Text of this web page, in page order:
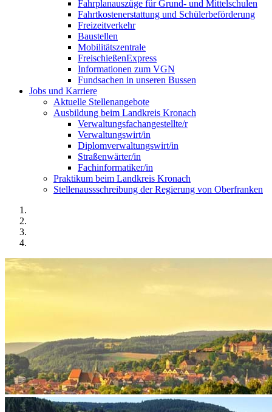
Fahrplanauszüge für Grund- und Mittelschulen
Fahrtkostenerstattung und Schülerbeförderung
Freizeitverkehr
Baustellen
Mobilitätszentrale
FreischießenExpress
Informationen zum VGN
Fundsachen in unseren Bussen
Jobs und Karriere
Aktuelle Stellenangebote
Ausbildung beim Landkreis Kronach
Verwaltungsfachangestellte/r
Verwaltungswirt/in
Diplomverwaltungswirt/in
Straßenwärter/in
Fachinformatiker/in
Praktikum beim Landkreis Kronach
Stellenaussschreibung der Regierung von Oberfranken